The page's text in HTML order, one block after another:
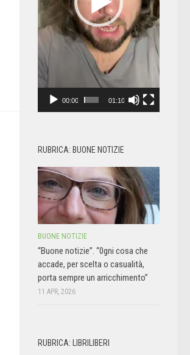
00:00 01:10
RUBRICA: BUONE NOTIZIE
BUONE NOTIZIE
“Buone notizie”. “0gni cosa che
accade, per scelta o casualità,
porta sempre un arricchimento”
11 APR, 2026
RUBRICA: LIBRILIBERI